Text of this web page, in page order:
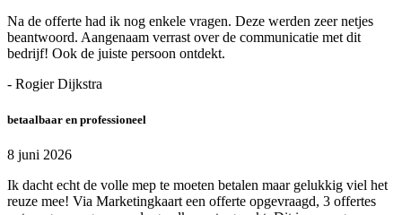
Na de offerte had ik nog enkele vragen. Deze werden zeer netjes
beantwoord. Aangenaam verrast over de communicatie met dit
bedrijf! Ook de juiste persoon ontdekt.
- Rogier Dijkstra
betaalbaar en professioneel
8 juni 2026
Ik dacht echt de volle mep te moeten betalen maar gelukkig viel het
reuze mee! Via Marketingkaart een offerte opgevraagd, 3 offertes